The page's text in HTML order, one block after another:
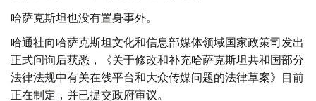
哈萨克斯坦也没有置身事外。
哈通社向哈萨克斯坦文化和信息部媒体领域国家政策司发出
正式问询后获悉，《关于修改和补充哈萨克斯坦共和国部分
法律法规中有关在线平台和大众传媒问题的法律草案》目前
正在制定，并已提交政府审议。